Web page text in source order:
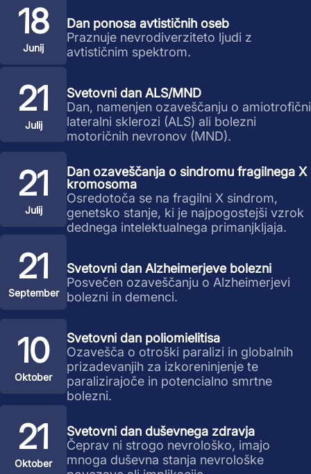
18
Junij
Dan ponosa avtističnih oseb
Praznuje nevrodiverziteto ljudi z
avtističnim spektrom.
21
Julij
Svetovni dan ALS/MND
Dan, namenjen ozaveščanju o amiotrofični
lateralni sklerozi (ALS) ali bolezni
motoričnih nevronov (MND).
21
Julij
Dan ozaveščanja o sindromu fragilnega X
kromosoma
Osredotoča se na fragilni X sindrom,
genetsko stanje, ki je najpogostejši vzrok
dednega intelektualnega primanjkljaja.
21
September
Svetovni dan Alzheimerjeve bolezni
Posvečen ozaveščanju o Alzheimerjevi
bolezni in demenci.
10
Oktober
Svetovni dan poliomielitisa
Ozavešča o otroški paralizi in globalnih
prizadevanjih za izkoreninjenje te
paralizirajoče in potencialno smrtne
bolezni.
21
Oktober
Svetovni dan duševnega zdravja
Čeprav ni strogo nevrološko, imajo
mnoga duševna stanja nevrološke